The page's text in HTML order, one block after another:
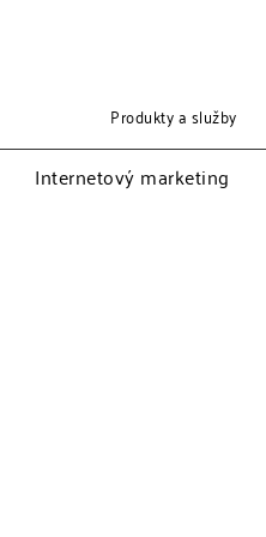
Produkty a služby
Internetový marketing